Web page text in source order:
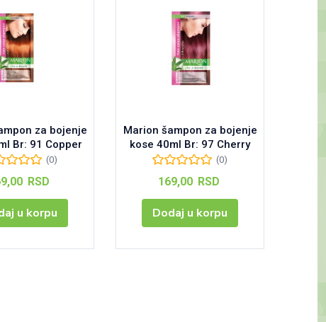
za bojenje
Br: 91 Copper
(0)
RSD
u korpu
Marion šampon za bojenje
kose 40ml Br: 97 Cherry
(0)
169,00 RSD
Dodaj u korpu